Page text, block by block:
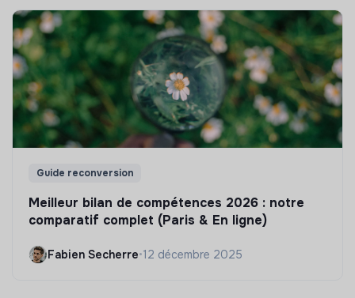
Guide reconversion
Meilleur bilan de compétences 2026 : notre
comparatif complet (Paris & En ligne)
Fabien Secherre•12 décembre 2025